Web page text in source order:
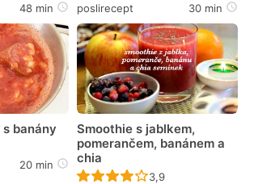
48 min
poslirecept
30 min
banány
ještě nebyl hodnocen
20 min
Smoothie s jablkem,
pomerančem, banánem a
chia
Recept ještě nebyl
3,9